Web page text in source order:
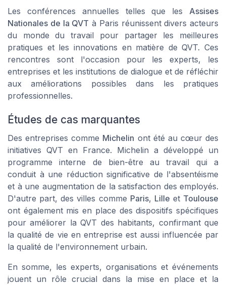
Les conférences annuelles telles que les Assises
Nationales de la QVT à Paris réunissent divers acteurs
du monde du travail pour partager les meilleures
pratiques et les innovations en matière de QVT. Ces
rencontres sont l'occasion pour les experts, les
entreprises et les institutions de dialogue et de réfléchir
aux améliorations possibles dans les pratiques
professionnelles.
Études de cas marquantes
Des entreprises comme Michelin ont été au cœur des
initiatives QVT en France. Michelin a développé un
programme interne de bien-être au travail qui a
conduit à une réduction significative de l'absentéisme
et à une augmentation de la satisfaction des employés.
D'autre part, des villes comme Paris, Lille et Toulouse
ont également mis en place des dispositifs spécifiques
pour améliorer la QVT des habitants, confirmant que
la qualité de vie en entreprise est aussi influencée par
la qualité de l'environnement urbain.
En somme, les experts, organisations et événements
jouent un rôle crucial dans la mise en place et la